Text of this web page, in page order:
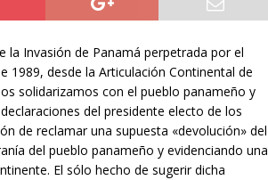
la Invasión de Panamá perpetrada por el
1989, desde la Articulación Continental de
solidarizamos con el pueblo panameño y
del presidente electo de los
de reclamar una supuesta «devolución» del
del pueblo panameño y evidenciando una
El sólo hecho de sugerir dicha